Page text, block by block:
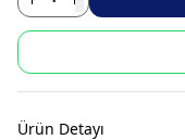
Ürün Detayı